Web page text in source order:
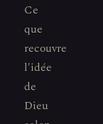
Ce
que
recouvre
l'idée
de
Dieu